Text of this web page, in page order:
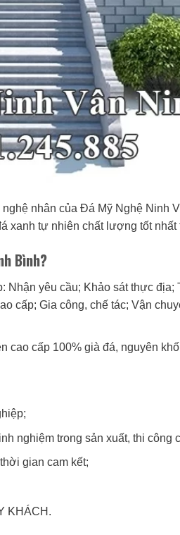
nghệ nhân của Đá Mỹ Nghệ Ninh
xanh tự nhiên chất lượng tốt
Bình?
Nhận yêu cầu; Khảo sát thực
cấp; Gia công, chế tác; Vận
cao cấp 100% già đá, nguyên
nghiệm trong sản xuất, thi công
gian cam kết;
KHÁCH.